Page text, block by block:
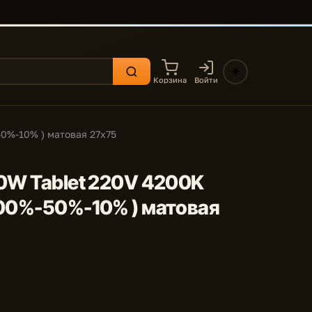
Корзина Войти
10% ) матовая 27x75
Tablet 220V 4200K
50%-10% ) матовая